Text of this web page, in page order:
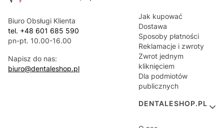
Biuro Obsługi Klienta
tel. +48 601 685 590
pn-pt. 10.00-16.00
Napisz do nas:
biuro@dentaleshop.pl
Jak kupować
Dostawa
Sposoby płatności
Reklamacje i zwroty
Zwrot jednym
kliknięciem
Dla podmiotów
publicznych
DENTALESHOP.PL